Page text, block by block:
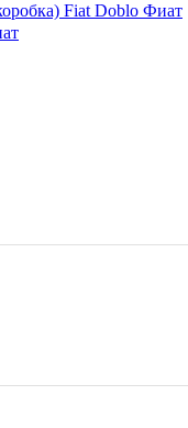
Fiat Doblo Фиат